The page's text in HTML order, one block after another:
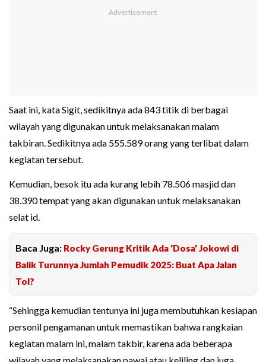
Saat ini, kata Sigit, sedikitnya ada 843 titik di berbagai
wilayah yang digunakan untuk melaksanakan malam
takbiran. Sedikitnya ada 555.589 orang yang terlibat dalam
kegiatan tersebut.
Kemudian, besok itu ada kurang lebih 78.506 masjid dan
38.390 tempat yang akan digunakan untuk melaksanakan
selat id.
Baca Juga: Rocky Gerung Kritik Ada 'Dosa' Jokowi di
Balik Turunnya Jumlah Pemudik 2025: Buat Apa Jalan
Tol?
“Sehingga kemudian tentunya ini juga membutuhkan kesiapan
personil pengamanan untuk memastikan bahwa rangkaian
kegiatan malam ini, malam takbir, karena ada beberapa
wilayah yang melaksanakan pawai atau keliling dan juga